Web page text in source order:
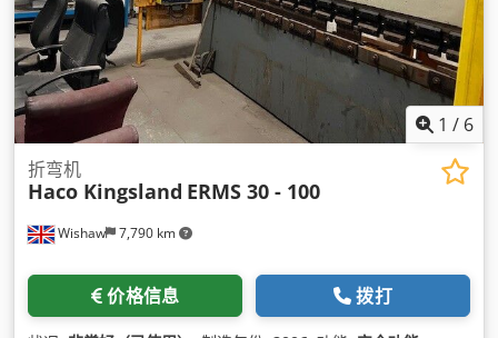
1 / 6
Wishaw 7,790 km
折弯机
Haco Kingsland ERMS 30 - 100
价格信息 拨打